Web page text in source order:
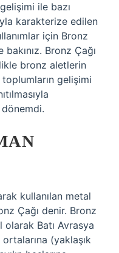
ile bazı
karakterize edilen
için Bronz
bakınız. Bronz Çağı
bronz aletlerin
toplumların gelişimi
kullanılan metal
Çağı denir. Bronz
olarak Batı Avrasya
ortalarına (yaklaşık